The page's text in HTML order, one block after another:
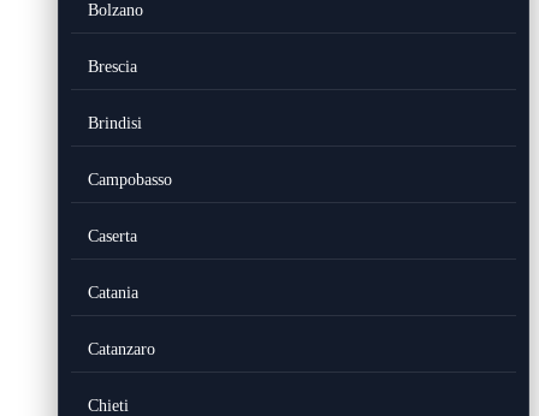
Bolzano
Brescia
Brindisi
Campobasso
Caserta
Catania
Catanzaro
Chieti